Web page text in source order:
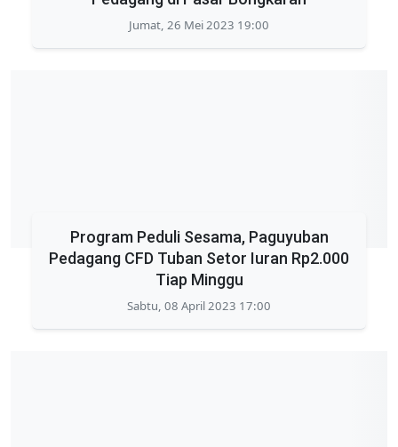
Jumat, 26 Mei 2023 19:00
Program Peduli Sesama, Paguyuban
Pedagang CFD Tuban Setor Iuran Rp2.000
Tiap Minggu
Sabtu, 08 April 2023 17:00